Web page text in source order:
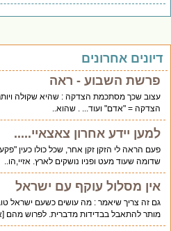
אחרונים
פרשת השבוע - ראה
עצוב שכך מסתכמת הצדקה : שהיא שקולה
הצדקה = "אדם" ועוד... . שהוא..
למען יידע אחרון צאצאיי.....
פעם הראה לי הזקן זקן אחר, שכל כולו כעין
שדומה שעוד מעט ופניו נושקים לארץ. אזיי,הו..
אין מסלול עוקף עם ישראל
גם זה צריך שיאמר : מה עושים כשעם ישראל טובל
מותר להתאבל בבדידות מדברית. לפרוש מהם